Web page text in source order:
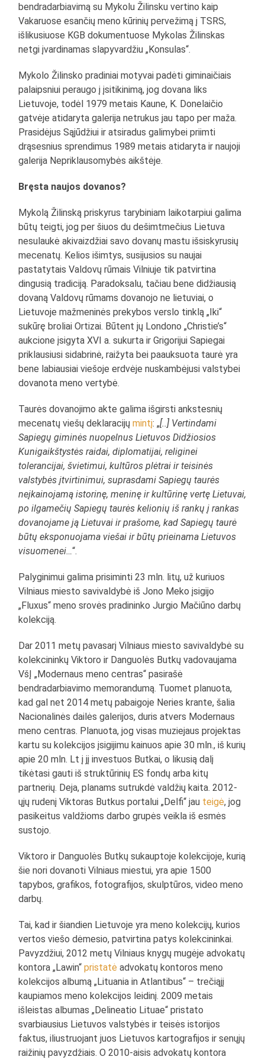
bendradarbiavimą su Mykolu Žilinsku vertino kaip
Vakaruose esančių meno kūrinių pervežimą į TSRS,
išlikusiuose KGB dokumentuose Mykolas Žilinskas
netgi įvardinamas slapyvardžiu „Konsulas“.
Mykolo Žilinsko pradiniai motyvai padėti giminaičiais
palaipsniui peraugo į įsitikinimą, jog dovana liks
Lietuvoje, todėl 1979 metais Kaune, K. Donelaičio
gatvėje atidaryta galerija netrukus jau tapo per maža.
Prasidėjus Sąjūdžiui ir atsiradus galimybei priimti
drąsesnius sprendimus 1989 metais atidaryta ir naujoji
galerija Nepriklausomybės aikštėje.
Bręsta naujos dovanos?
Mykolą Žilinską priskyrus tarybiniam laikotarpiui galima
būtų teigti, jog per šiuos du dešimtmečius Lietuva
nesulaukė akivaizdžiai savo dovanų mastu išsiskyrusių
mecenatų. Kelios išimtys, susijusios su naujai
pastatytais Valdovų rūmais Vilniuje tik patvirtina
dingusią tradiciją. Paradoksalu, tačiau bene didžiausią
dovaną Valdovų rūmams dovanojo ne lietuviai, o
Lietuvoje mažmeninės prekybos verslo tinklą „Iki“
sukūrę broliai Ortizai. Būtent jų Londono „Christie’s“
aukcione įsigyta XVI a. sukurta ir Grigorijui Sapiegai
priklausiusi sidabrinė, raižyta bei paauksuota taurė yra
bene labiausiai viešoje erdvėje nuskambėjusi valstybei
dovanota meno vertybė.
Taurės dovanojimo akte galima išgirsti ankstesnių
mecenatų viešų deklaracijųmintį: „[..] Vertindami
Sapiegų giminės nuopelnus Lietuvos Didžiosios
Kunigaikštystės raidai, diplomatijai, religinei
tolerancijai, švietimui, kultūros plėtrai ir teisinės
valstybės įtvirtinimui, suprasdami Sapiegų taurės
neįkainojamą istorinę, meninę ir kultūrinę vertę Lietuvai,
po ilgamečių Sapiegų taurės kelionių iš rankų į rankas
dovanojame ją Lietuvai ir prašome, kad Sapiegų taurė
būtų eksponuojama viešai ir būtų prieinama Lietuvos
visuomenei…“.
Palyginimui galima prisiminti 23 mln. litų, už kuriuos
Vilniaus miesto savivaldybė iš Jono Meko įsigijo
„Fluxus“ meno srovės pradininko Jurgio Mačiūno darbų
kolekciją.
Dar 2011 metų pavasarį Vilniaus miesto savivaldybė su
kolekcininkų Viktoro ir Danguolės Butkų vadovaujama
VšĮ „Modernaus meno centras“ pasirašė
bendradarbiavimo memorandumą. Tuomet planuota,
kad gal net 2014 metų pabaigoje Neries krante, šalia
Nacionalinės dailės galerijos, duris atvers Modernaus
meno centras. Planuota, jog visas muziejaus projektas
kartu su kolekcijos įsigijimu kainuos apie 30 mln., iš kurių
apie 20 mln. Lt į jį investuos Butkai, o likusią dalį
tikėtasi gauti iš struktūrinių ES fondų arba kitų
partnerių. Deja, planams sutrukdė valdžių kaita. 2012-
ųjų rudenį Viktoras Butkus portalui „Delfi“ jau teigė, jog
pasikeitus valdžioms darbo grupės veikla iš esmės
sustojo.
Viktoro ir Danguolės Butkų sukauptoje kolekcijoje, kurią
šie nori dovanoti Vilniaus miestui, yra apie 1500
tapybos, grafikos, fotografijos, skulptūros, video meno
darbų.
Tai, kad ir šiandien Lietuvoje yra meno kolekcijų, kurios
vertos viešo dėmesio, patvirtina patys kolekcininkai.
Pavyzdžiui, 2012 metų Vilniaus knygų mugėje advokatų
kontora „Lawin“pristatė advokatų kontoros meno
kolekcijos albumą „Lituania in Atlantibus“ – trečiąjį
kaupiamos meno kolekcijos leidinį. 2009 metais
išleistas albumas „Delineatio Lituae“ pristato
svarbiausius Lietuvos valstybės ir teisės istorijos
faktus, iliustruojant juos Lietuvos kartografijos ir senųjų
raižinių pavyzdžiais. O 2010-aisis advokatų kontora